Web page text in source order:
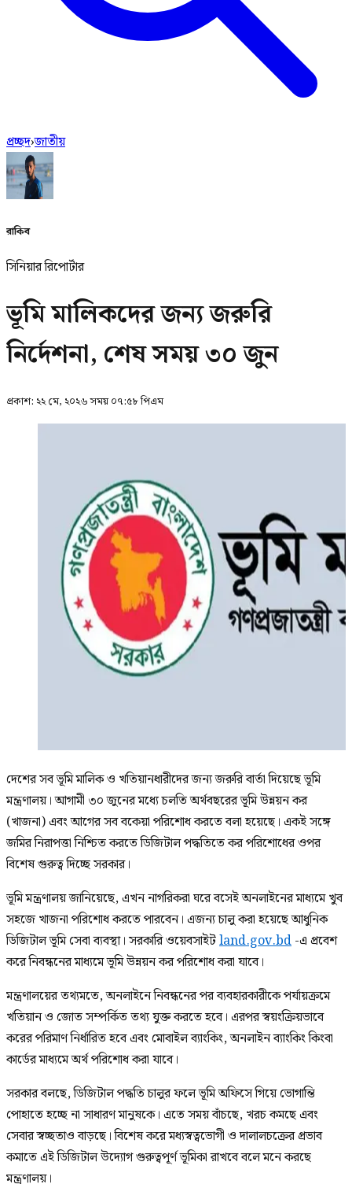
প্রচ্ছদ›জাতীয়
রাকিব
সিনিয়ার রিপোর্টার
ভূমি মালিকদের জন্য জরুরি
নির্দেশনা, শেষ সময় ৩০ জুন
প্রকাশ: ২২ মে, ২০২৬ সময় ০৭:৫৮ পিএম
দেশের সব ভূমি মালিক ও খতিয়ানধারীদের জন্য জরুরি বার্তা দিয়েছে ভূমি
মন্ত্রণালয়। আগামী ৩০ জুনের মধ্যে চলতি অর্থবছরের ভূমি উন্নয়ন কর
(খাজনা) এবং আগের সব বকেয়া পরিশোধ করতে বলা হয়েছে। একই সঙ্গে
জমির নিরাপত্তা নিশ্চিত করতে ডিজিটাল পদ্ধতিতে কর পরিশোধের ওপর
বিশেষ গুরুত্ব দিচ্ছে সরকার।
ভূমি মন্ত্রণালয় জানিয়েছে, এখন নাগরিকরা ঘরে বসেই অনলাইনের মাধ্যমে খুব
সহজে খাজনা পরিশোধ করতে পারবেন। এজন্য চালু করা হয়েছে আধুনিক
ডিজিটাল ভূমি সেবা ব্যবস্থা। সরকারি ওয়েবসাইটland.gov.bd -এ প্রবেশ
করে নিবন্ধনের মাধ্যমে ভূমি উন্নয়ন কর পরিশোধ করা যাবে।
মন্ত্রণালয়ের তথ্যমতে, অনলাইনে নিবন্ধনের পর ব্যবহারকারীকে পর্যায়ক্রমে
খতিয়ান ও জোত সম্পর্কিত তথ্য যুক্ত করতে হবে। এরপর স্বয়ংক্রিয়ভাবে
করের পরিমাণ নির্ধারিত হবে এবং মোবাইল ব্যাংকিং, অনলাইন ব্যাংকিং কিংবা
কার্ডের মাধ্যমে অর্থ পরিশোধ করা যাবে।
সরকার বলছে, ডিজিটাল পদ্ধতি চালুর ফলে ভূমি অফিসে গিয়ে ভোগান্তি
পোহাতে হচ্ছে না সাধারণ মানুষকে। এতে সময় বাঁচছে, খরচ কমছে এবং
সেবার স্বচ্ছতাও বাড়ছে। বিশেষ করে মধ্যস্বত্বভোগী ও দালালচক্রের প্রভাব
কমাতে এই ডিজিটাল উদ্যোগ গুরুত্বপূর্ণ ভূমিকা রাখবে বলে মনে করছে
মন্ত্রণালয়।